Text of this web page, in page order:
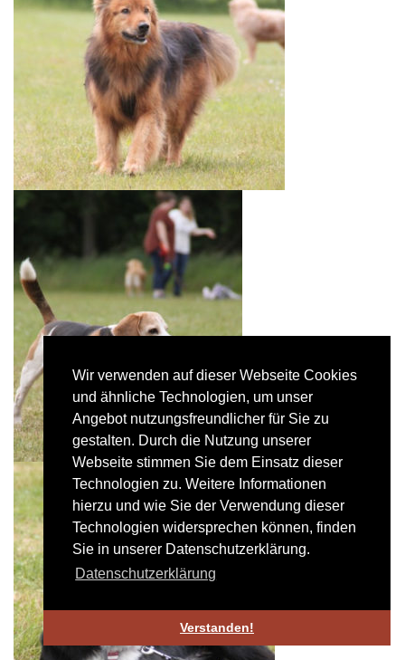
Wir verwenden auf dieser Webseite Cookies
und ähnliche Technologien, um unser
Angebot nutzungsfreundlicher für Sie zu
gestalten. Durch die Nutzung unserer
Webseite stimmen Sie dem Einsatz dieser
Technologien zu. Weitere Informationen
hierzu und wie Sie der Verwendung dieser
Technologien widersprechen können, finden
Sie in unserer Datenschutzerklärung.
Datenschutzerklärung
Verstanden!